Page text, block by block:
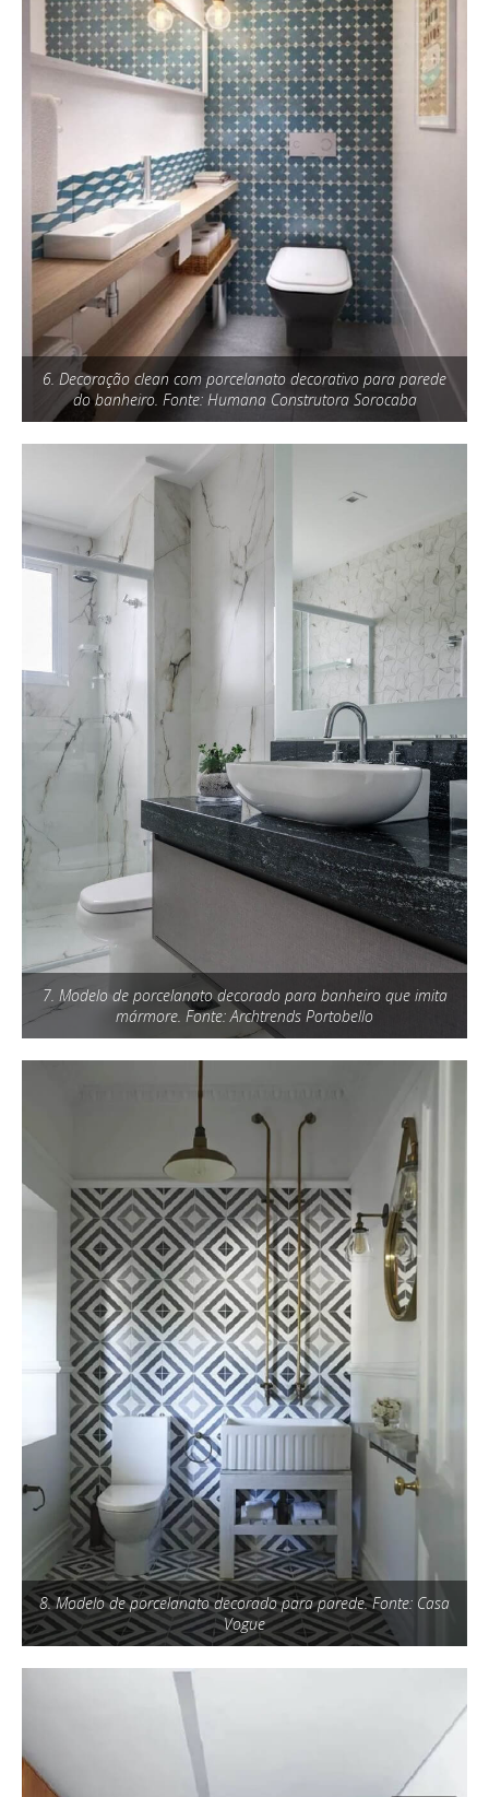
6. Decoração clean com porcelanato decorativo para parede
do banheiro. Fonte: Humana Construtora Sorocaba
7. Modelo de porcelanato decorado para banheiro que imita
mármore. Fonte: Archtrends Portobello
8. Modelo de porcelanato decorado para parede. Fonte: Casa
Vogue